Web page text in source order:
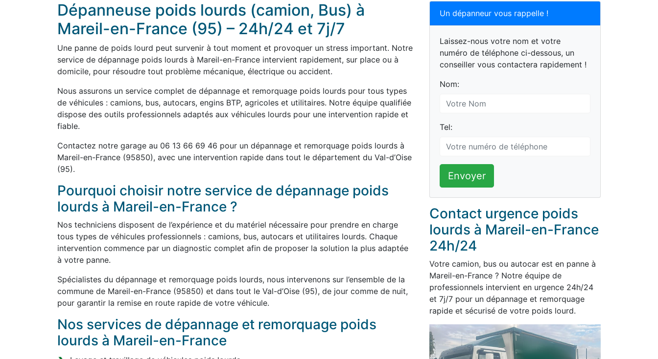
Dépanneuse poids lourds (camion, Bus) à
Mareil-en-France (95) – 24h/24 et 7j/7
Une panne de poids lourd peut survenir à tout moment et provoquer un stress important. Notre
service de dépannage poids lourds à Mareil-en-France intervient rapidement, sur place ou à
domicile, pour résoudre tout problème mécanique, électrique ou accident.
Nous assurons un service complet de dépannage et remorquage poids lourds pour tous types
de véhicules : camions, bus, autocars, engins BTP, agricoles et utilitaires. Notre équipe qualifiée
dispose des outils professionnels adaptés aux véhicules lourds pour une intervention rapide et
fiable.
Contactez notre garage au 06 13 66 69 46 pour un dépannage et remorquage poids lourds à
Mareil-en-France (95850), avec une intervention rapide dans tout le département du Val-d’Oise
(95).
Pourquoi choisir notre service de dépannage poids
lourds à Mareil-en-France ?
Nos techniciens disposent de l’expérience et du matériel nécessaire pour prendre en charge
tous types de véhicules professionnels : camions, bus, autocars et utilitaires lourds. Chaque
intervention commence par un diagnostic complet afin de proposer la solution la plus adaptée
à votre panne.
Spécialistes du dépannage et remorquage poids lourds, nous intervenons sur l’ensemble de la
commune de Mareil-en-France (95850) et dans tout le Val-d’Oise (95), de jour comme de nuit,
pour garantir la remise en route rapide de votre véhicule.
Nos services de dépannage et remorquage poids
lourds à Mareil-en-France
Un dépanneur vous rappelle !
Laissez-nous votre nom et votre
numéro de téléphone ci-dessous, un
conseiller vous contactera rapidement !
Nom:
Tel:
Envoyer
Contact urgence poids
lourds à Mareil-en-France
24h/24
Votre camion, bus ou autocar est en panne à
Mareil-en-France ? Notre équipe de
professionnels intervient en urgence 24h/24
et 7j/7 pour un dépannage et remorquage
rapide et sécurisé de votre poids lourd.